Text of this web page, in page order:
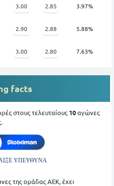
3.00 2.85 3.97%
2.90 2.88 5.88%
3.00 2.80 7.63%
facts
στους τελευταίους 10αγώνες
ΥΠΕΥΘΥΝΑ
της ομάδας ΑΕΚ, έχει